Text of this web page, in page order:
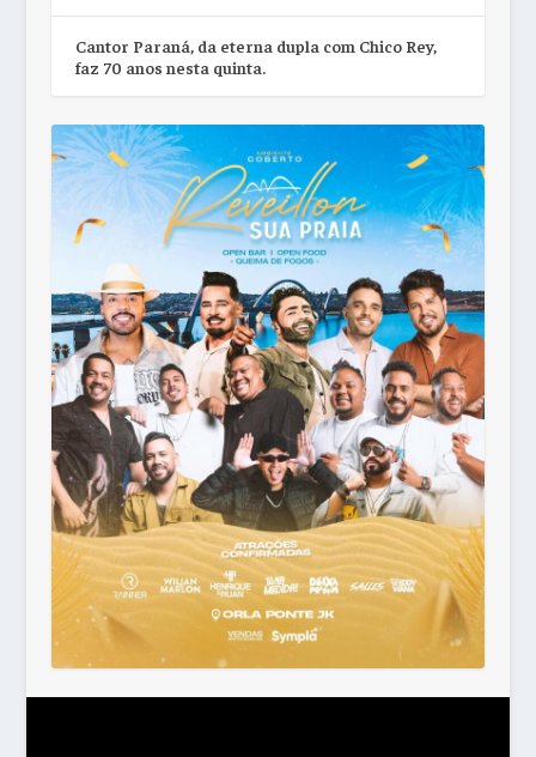
Cantor Paraná, da eterna dupla com Chico Rey,
faz 70 anos nesta quinta.